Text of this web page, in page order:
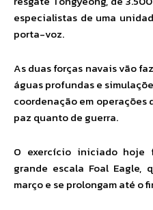
especialistas de uma
porta-voz.
As duas forças navais vão
águas profundas e
coordenação em operações
paz quanto de guerra.
O exercício iniciado hoje
grande escala Foal Eagle,
março e se prolongam até o